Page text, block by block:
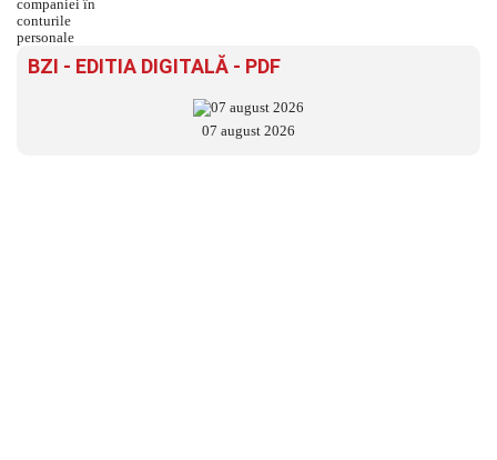
BZI - EDITIA DIGITALĂ - PDF
07 august 2026